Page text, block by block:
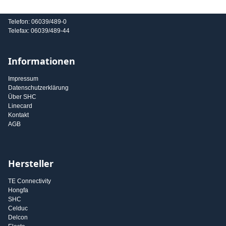
Telefon: 06039/489-0
Telefax: 06039/489-44
Informationen
Impressum
Datenschutzerklärung
Über SHC
Linecard
Kontakt
AGB
Hersteller
TE Connectivity
Hongfa
SHC
Celduc
Delcon